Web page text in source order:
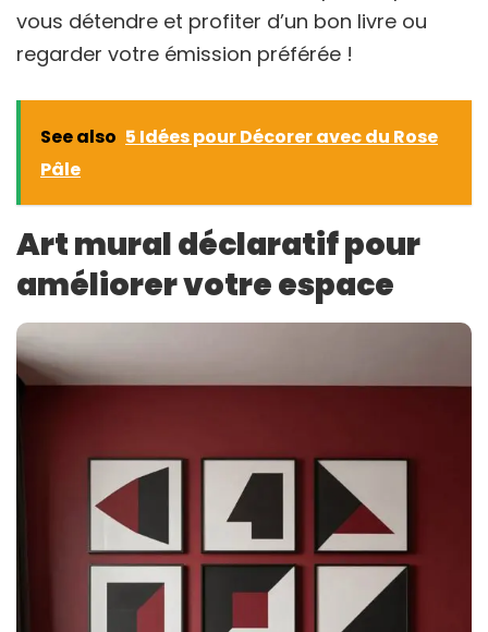
vous détendre et profiter d’un bon livre ou
regarder votre émission préférée !
See also 5 Idées pour Décorer avec du Rose
Pâle
Art mural déclaratif pour
améliorer votre espace